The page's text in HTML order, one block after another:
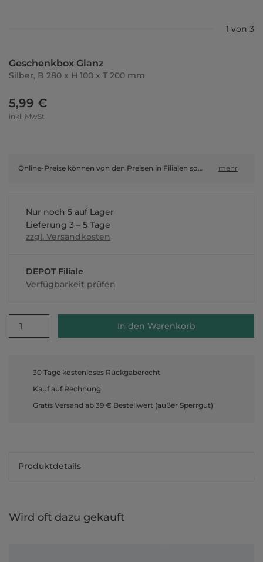
1 von 3
Geschenkbox Glanz
Silber, B 280 x H 100 x T 200 mm
5,99 €
inkl. MwSt
Online-Preise können von den Preisen in Filialen sowie Shop-in-Shop-Flächen abweichen. mehr
Nur noch 5 auf Lager
Lieferung 3 – 5 Tage
zzgl. Versandkosten
DEPOT Filiale
Verfügbarkeit prüfen
1 In den Warenkorb
30 Tage kostenloses Rückgaberecht
Kauf auf Rechnung
Gratis Versand ab 39 € Bestellwert (außer Sperrgut)
Produktdetails
Wird oft dazu gekauft